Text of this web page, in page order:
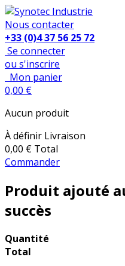
Nous contacter
+33 (0)4 37 56 25 72
Se connecter
ou s'inscrire
Mon panier
0,00 €
Aucun produit
À définir Livraison
0,00 € Total
Commander
Produit ajouté
succès
Quantité
Total